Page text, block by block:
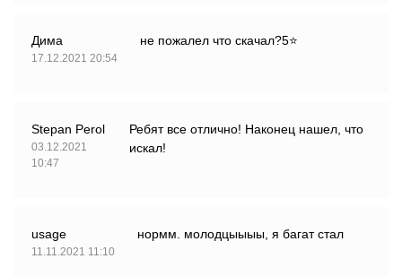
Дима
17.12.2021 20:54
не пожалел что скачал?5⭐
Stepan Perol
03.12.2021
10:47
Ребят все отлично! Наконец нашел, что
искал!
usage
11.11.2021 11:10
нормм. молодцыыыы, я багат стал